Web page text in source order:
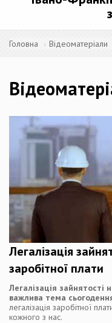
Головна Відеоматеріали
Легалізація
заробітної плати
Легалізація зайнятості
важлива тема
легалізація заробітної
кожного з нас.